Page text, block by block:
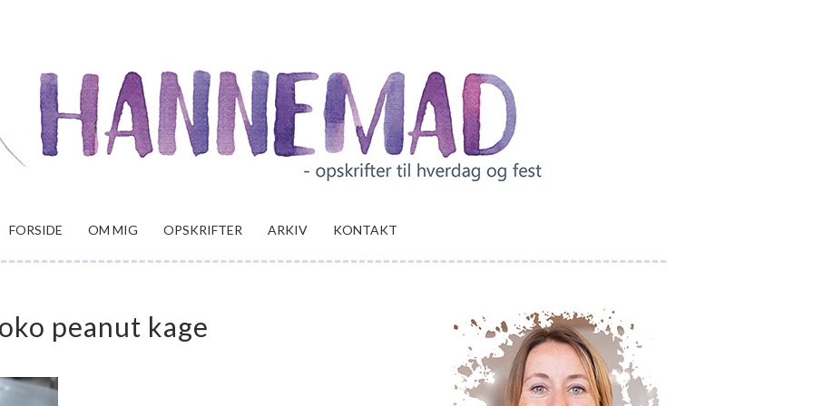
FORSIDE OM MIG OPSKRIFTER ARKIV KONTAKT
peanut kage